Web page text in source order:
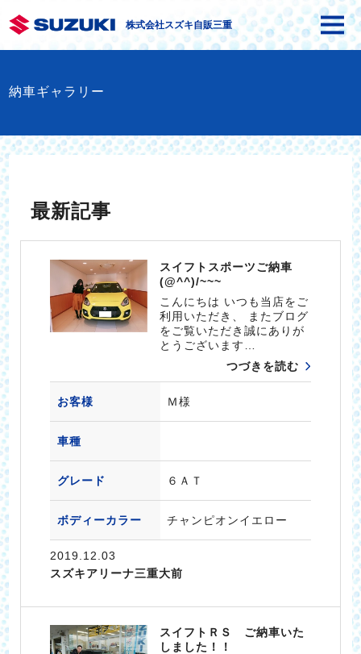
株式会社スズキ自販三重
納車ギャラリー
最新記事
スイフトスポーツご納車
(@^^)/~~~
こんにちは いつも当店をご
利用いただき、 またブログ
をご覧いただき誠にありが
とうございます…
つづきを読む
お客様 Ｍ様
車種
グレード ６ＡＴ
ボディーカラー チャンピオンイエロー
2019.12.03
スズキアリーナ三重大前
スイフトＲＳ ご納車いた
しました！！